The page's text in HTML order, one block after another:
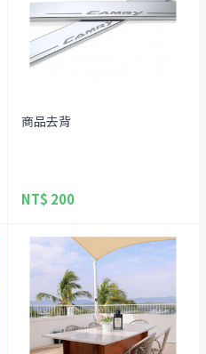
商品去背
NT$ 200